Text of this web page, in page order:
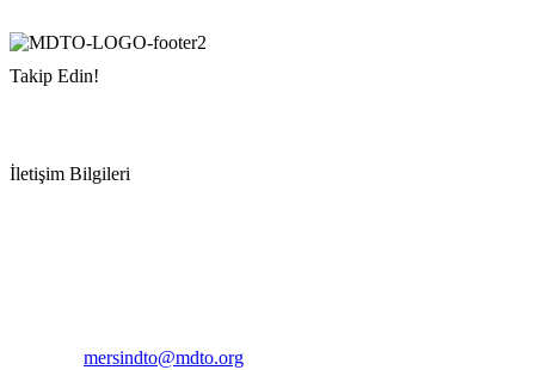
Takip Edin!
İletişim Bilgileri
mersindto@mdto.org